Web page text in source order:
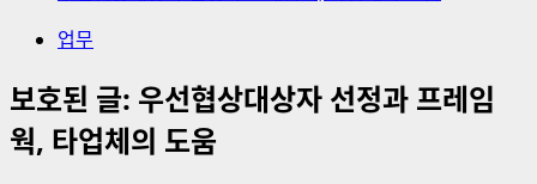
업무
보호된 글: 우선협상대상자 선정과 프레임
웍, 타업체의 도움